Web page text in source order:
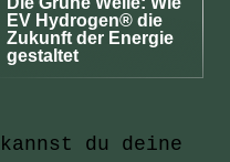
EV Hydrogen® die
Zukunft der Energie
gestaltet
du deine